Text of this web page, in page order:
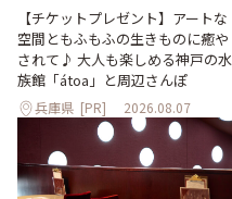
【チケットプレゼント】アートな
空間ともふもふの生きものに癒や
されて♪ 大人も楽しめる神戸の水
族館「átoa」と周辺さんぽ
兵庫県 [PR] 2026.08.07